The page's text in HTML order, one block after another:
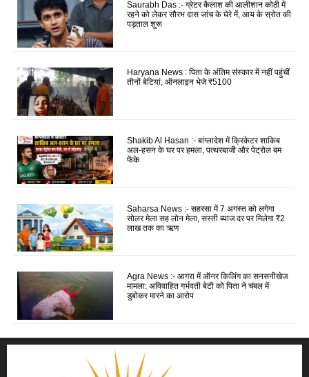
Saurabh Das :- ग्रेटर कैलाश की आलीशान कोठी में
रहने को लेकर सौरभ दास जांच के घेरे में, आय के स्रोत की
पड़ताल शुरू
Haryana News : पिता के अंतिम संस्कार में नहीं पहुंचीं
तीनों बेटियां, ऑनलाइन भेजे ₹5100
Shakib Al Hasan :- बांग्लादेश में क्रिकेटर शाकिब
अल-हसन के घर पर हमला, पत्थरबाजी और पेट्रोल बम
फेंके
Saharsa News :- सहरसा में 7 अगस्त को लगेगा
सोलर मेला सह लोन मेला, सस्ती ब्याज दर पर मिलेगा ₹2
लाख तक का ऋण
Agra News :- आगरा में ऑनर किलिंग का सनसनीखेज
मामला: अविवाहित गर्भवती बेटी को पिता ने चंबल में
डुबोकर मारने का आरोप